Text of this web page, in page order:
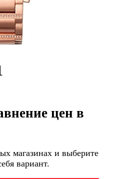
цен в
магазинах и выберите
вариант.